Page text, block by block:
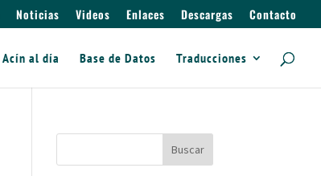
Noticias Videos Enlaces Descargas Contacto
Acín al día Base de Datos Traducciones